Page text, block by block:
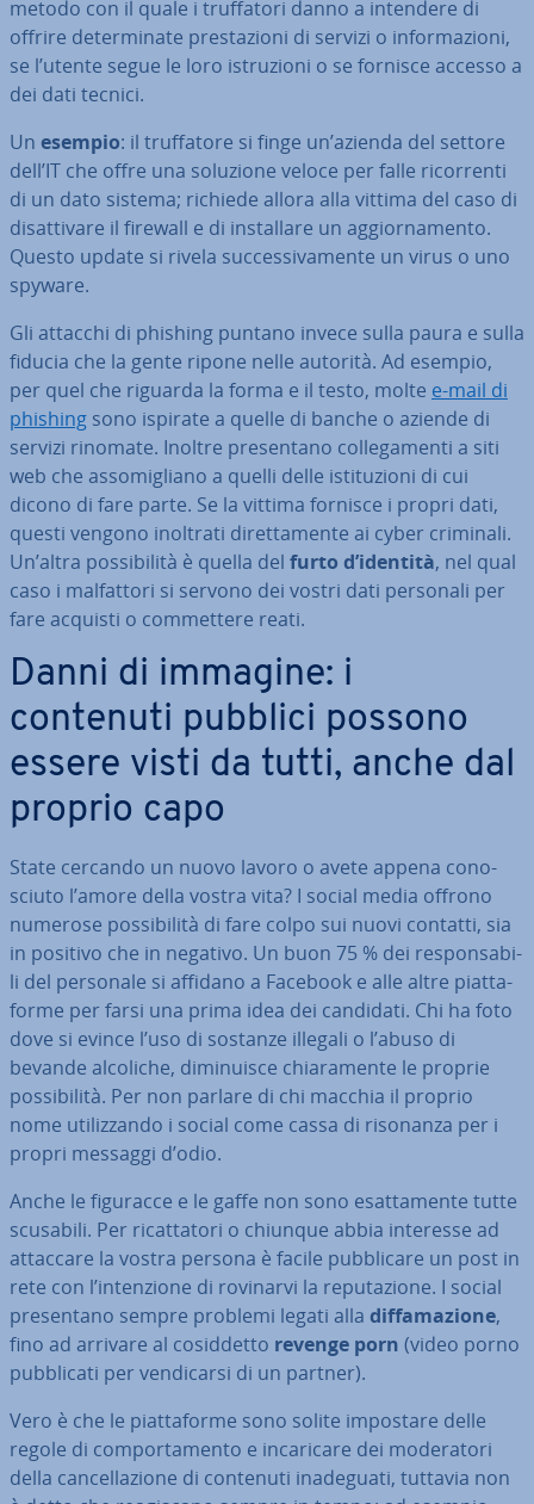
metodo con il quale i truf­fa­to­ri danno a intendere di
offrire de­ter­mi­na­te pre­sta­zio­ni di servizi o in­for­ma­zio­ni,
se l’utente segue le loro istru­zio­ni o se fornisce accesso a
dei dati tecnici.
Un esempio: il truf­fa­to­re si finge un’azienda del settore
dell’IT che offre una soluzione veloce per falle ri­cor­ren­ti
di un dato sistema; richiede allora alla vittima del caso di
di­sat­ti­va­re il firewall e di in­stal­la­re un ag­gior­na­men­to.
Questo update si rivela suc­ces­si­va­men­te un virus o uno
spyware.
Gli attacchi di phishing puntano invece sulla paura e sulla
fiducia che la gente ripone nelle autorità. Ad esempio,
per quel che riguarda la forma e il testo, molte e-mail di
phishing sono ispirate a quelle di banche o aziende di
servizi rinomate. Inoltre pre­sen­ta­no col­le­ga­men­ti a siti
web che as­so­mi­glia­no a quelli delle isti­tu­zio­ni di cui
dicono di fare parte. Se la vittima fornisce i propri dati,
questi vengono inoltrati di­ret­ta­men­te ai cyber criminali.
Un’altra pos­si­bi­li­tà è quella del furto d’identità, nel qual
caso i mal­fat­to­ri si servono dei vostri dati personali per
fare acquisti o com­met­te­re reati.
Danni di immagine: i
contenuti pubblici possono
essere visti da tutti, anche dal
proprio capo
State cercando un nuovo lavoro o avete appena co­no­
sciu­to l’amore della vostra vita? I social media offrono
numerose pos­si­bi­li­tà di fare colpo sui nuovi contatti, sia
in positivo che in negativo. Un buon 75 % dei re­spon­sa­bi­
li del personale si affidano a Facebook e alle altre piat­ta­
for­me per farsi una prima idea dei candidati. Chi ha foto
dove si evince l’uso di sostanze illegali o l’abuso di
bevande alcoliche, di­mi­nui­sce chia­ra­men­te le proprie
pos­si­bi­li­tà. Per non parlare di chi macchia il proprio
nome uti­liz­zan­do i social come cassa di risonanza per i
propri messaggi d’odio.
Anche le figuracce e le gaffe non sono esat­ta­men­te tutte
scusabili. Per ri­cat­ta­to­ri o chiunque abbia interesse ad
attaccare la vostra persona è facile pub­bli­ca­re un post in
rete con l’in­ten­zio­ne di rovinarvi la re­pu­ta­zio­ne. I social
pre­sen­ta­no sempre problemi legati alla dif­fa­ma­zio­ne,
fino ad arrivare al co­sid­det­to revenge porn (video porno
pub­bli­ca­ti per ven­di­car­si di un partner).
Vero è che le piat­ta­for­me sono solite impostare delle
regole di com­por­ta­men­to e in­ca­ri­ca­re dei mo­de­ra­to­ri
della can­cel­la­zio­ne di contenuti ina­de­gua­ti, tuttavia non